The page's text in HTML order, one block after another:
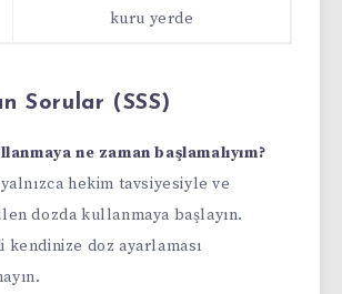
kuru yerde
Sorular (SSS)
ne zaman başlamalıyım?
hekim tavsiyesiyle ve
dozda kullanmaya başlayın.
kendinize doz ayarlaması